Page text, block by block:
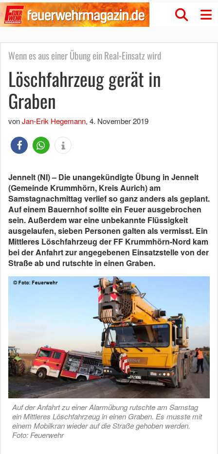
Wenn es aus einer Übung ein Real-Einsatz wird
Löschfahrzeug gerät in
Graben
vonJan-Erik Hegemann, 4. November 2019
Jennelt (NI) – Die unangekündigte Übung in Jennelt
(Gemeinde Krummhörn, Kreis Aurich) am
Samstagnachmittag verlief so ganz anders als geplant.
Auf einem Bauernhof sollte ein Feuer ausgebrochen
sein. Außerdem war eine unbekannte Flüssigkeit
ausgelaufen, sieben Personen galten als vermisst. Ein
Mittleres Löschfahrzeug der FF Krummhörn-Nord kam
bei der Anfahrt zur angegebenen Einsatzstelle von der
Straße ab und rutschte in einen Graben.
Auf der Anfahrt zu einer Alarmübung rutschte am Samstag
ein Mittleres Löschfahrzeug in einen Graben. Es musste mit
einem Mobilkran wieder auf die Straße gehoben werden.
Foto: Feuerwehr